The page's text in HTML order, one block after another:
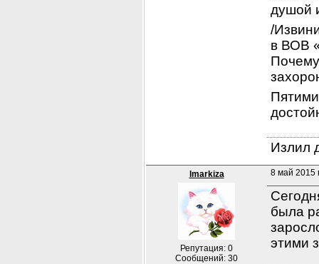
душой
/
в ВОВ
Излил
lmarkiza
Репутация: 0
Сообщений: 30
8 май 2015
была
этими